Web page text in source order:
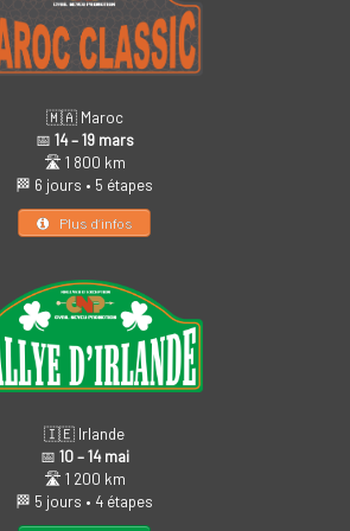
🇲🇦 Maroc
📅 14 – 19 mars
🛣️ 1 800 km
🏁 6 jours • 5 étapes
Plus d’infos
🇮🇪 Irlande
📅 10 – 14 mai
🛣️ 1 200 km
🏁 5 jours • 4 étapes